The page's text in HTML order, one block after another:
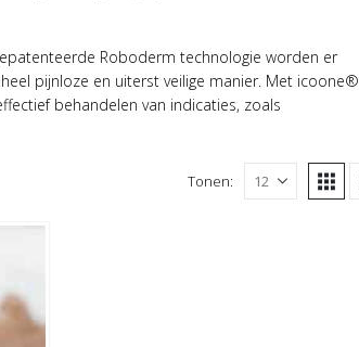
Roboderm technologie worden er
pijnloze en uiterst veilige manier. Met icoone®
behandelen van indicaties, zoals
Tonen: